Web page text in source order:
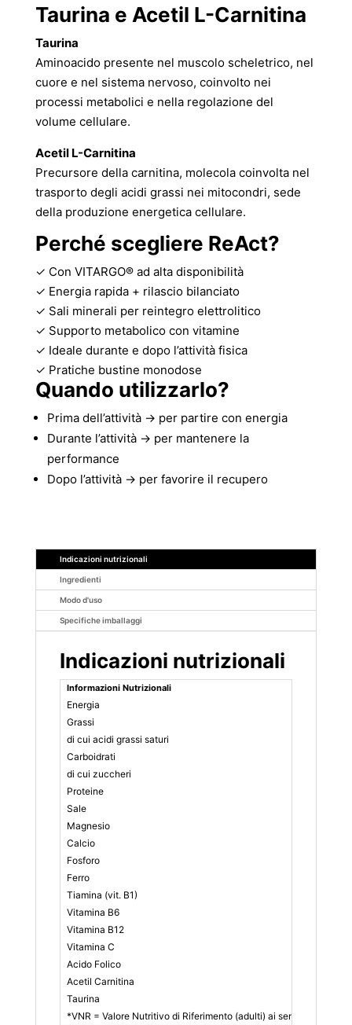
Taurina e Acetil L-Carnitina
Taurina
Aminoacido presente nel muscolo scheletrico, nel
cuore e nel sistema nervoso, coinvolto nei
processi metabolici e nella regolazione del
volume cellulare.
Acetil L-Carnitina
Precursore della carnitina, molecola coinvolta nel
trasporto degli acidi grassi nei mitocondri, sede
della produzione energetica cellulare.
Perché scegliere ReAct?
✓ Con VITARGO® ad alta disponibilità
✓ Energia rapida + rilascio bilanciato
✓ Sali minerali per reintegro elettrolitico
✓ Supporto metabolico con vitamine
✓ Ideale durante e dopo l’attività fisica
✓ Pratiche bustine monodose
Quando utilizzarlo?
Prima dell’attività → per partire con energia
Durante l’attività → per mantenere la
performance
Dopo l’attività → per favorire il recupero
Indicazioni nutrizionali
Ingredienti
Modo d'uso
Specifiche imballaggi
Indicazioni nutrizionali
Informazioni Nutrizionali
Energia
Grassi
di cui acidi grassi saturi
Carboidrati
di cui zuccheri
Proteine
Sale
Magnesio
Calcio
Fosforo
Ferro
Tiamina (vit. B1)
Vitamina B6
Vitamina B12
Vitamina C
Acido Folico
Acetil Carnitina
Taurina
*VNR = Valore Nutritivo di Riferimento (adulti) ai sensi del Reg.